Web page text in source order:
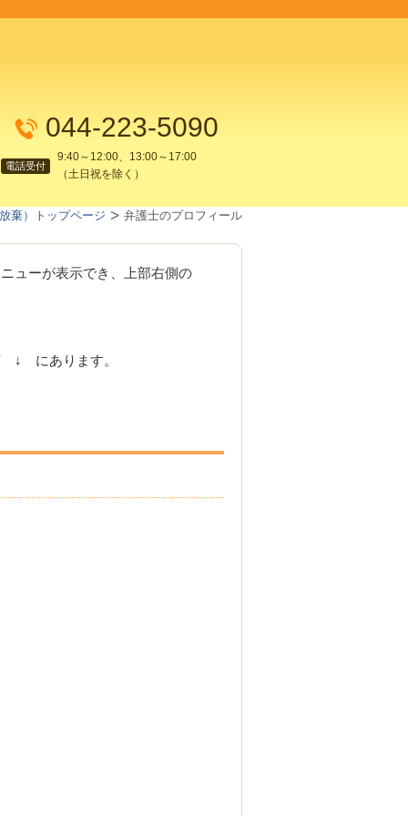
044-223-5090
電話受付
9:40～12:00、13:00～17:00
（土日祝を除く）
棄）トップページ 弁護士のプロフィール
ューが表示でき、上部右側の
↓ にあります。